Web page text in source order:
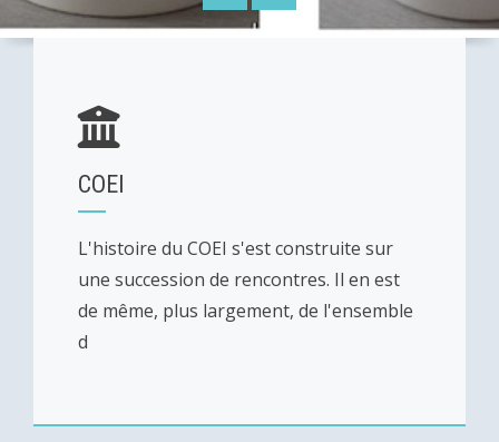
COEI
L'histoire du COEI s'est construite sur
une succession de rencontres. Il en est
de même, plus largement, de l'ensemble
d